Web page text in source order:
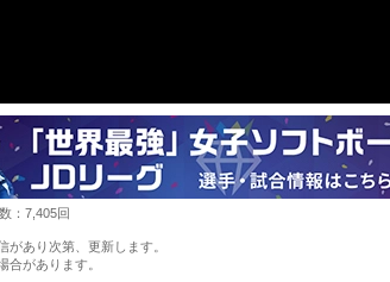
：7,405回
あり次第、更新します。
があります。